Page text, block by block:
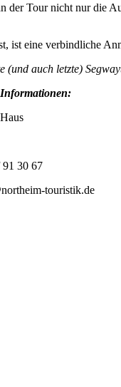
der Tour nicht nur die
ist eine verbindliche
(und auch letzte)
Informationen:
91 30 67
touristik.de